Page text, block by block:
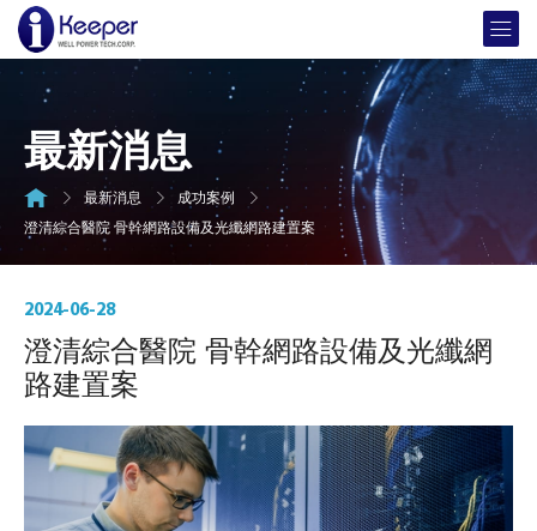
最新消息
最新消息
成功案例
澄清綜合醫院 骨幹網路設備及光纖網路建置案
2024-06-28
澄清綜合醫院 骨幹網路設備及光纖網
路建置案